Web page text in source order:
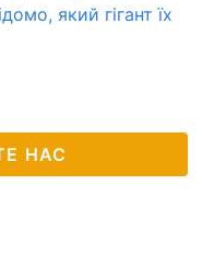
який гігант їх
НАС